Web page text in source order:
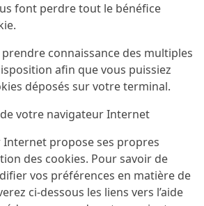
font perdre tout le bénéfice
connaissance des multiples
afin que vous puissiez
déposés sur votre terminal.
votre navigateur Internet
Internet propose ses propres
des cookies. Pour savoir de
vos préférences en matière de
ci-dessous les liens vers l’aide